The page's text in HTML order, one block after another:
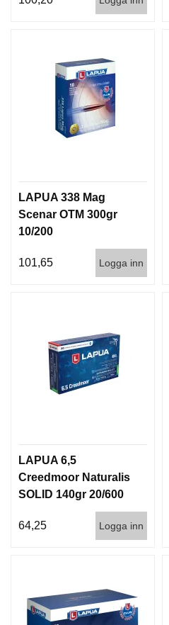
LAPUA 338 Mag
Scenar OTM 300gr
10/200
101,65 Logga inn
LAPUA 6,5
Creedmoor Naturalis
SOLID 140gr 20/600
64,25 Logga inn